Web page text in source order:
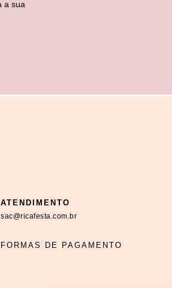
a sua
ATENDIMENTO
sac@ricafesta.com.br
FORMAS DE PAGAMENTO